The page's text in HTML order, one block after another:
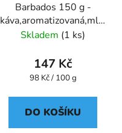
Barbados 150 g -
káva,aromatizovaná,mletá
- Oxalis
Skladem (1 ks)
147 Kč
Měrná
98 Kč / 100 g
DO KOŠÍKU